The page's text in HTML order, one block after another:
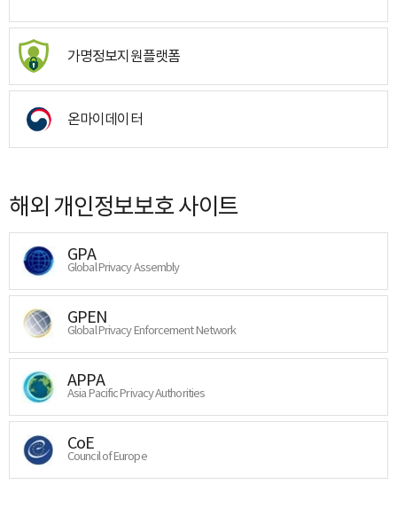
가명정보지원플랫폼
온마이데이터
해외 개인정보보호 사이트
GPA
Global Privacy Assembly
GPEN
Global Privacy Enforcement Network
APPA
Asia Pacific Privacy Authorities
CoE
Council of Europe